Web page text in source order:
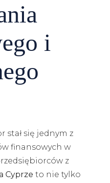
i
stał się jednym z
finansowych w
z
Cyprze to nie tylko